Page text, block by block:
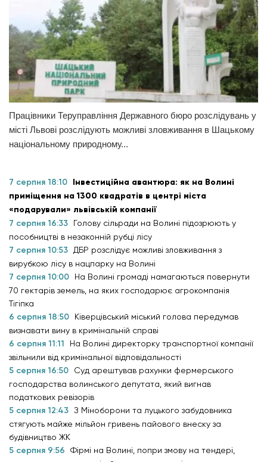
Працівники Теруправління Державного бюро розслідувань у
місті Львові розслідують можливі зловживання в Шацькому
національному природному...
7 серпня 18:10 Інвестиційна авантюра: як на Волині
приміщення на 1300 квадратів в центрі міста
«подарували» львівській компанії
7 серпня 16:33
Голову сільради на Волині підозрюють у
пособництві в незаконній рубці лісу
7 серпня 10:53 ДБР розслідує можливі зловживання з
вирубкою лісу в нацпарку на Волині
7 серпня 10:00
На Волині громаді намагаються повернути
70 гектарів земель, на яких господарює агрокомпанія
Тігіпка
6 серпня 18:50
Ківерцівський міський голова передумав
визнавати вину в кримінальній справі
6 серпня 11:11
На Волині директорку транспортної компанії
звільнили від кримінальної відповідальності
5 серпня 16:50
Суд арештував рахунки фермерського
господарства волинського депутата, який вигнав
податкових ревізорів
5 серпня 12:43 З Міноборони та луцького забудовника
стягують майже мільйон гривень пайового внеску за
будівництво ЖК
5 серпня 9:56
Фірмі на Волині, попри змову на тендері,